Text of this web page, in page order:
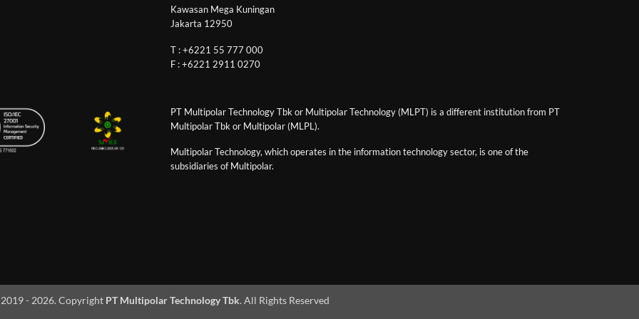
Kawasan Mega Kuningan
Jakarta 12950
T : +6221 55 777 000
F : +6221 2911 0270
PT Multipolar Technology Tbk or Multipolar Technology (MLPT) is a different institution from PT
Multipolar Tbk or Multipolar (MLPL).
Multipolar Technology, which operates in the information technology sector, is one of the
subsidiaries of Multipolar.
- 2026. Copyright PT Multipolar Technology Tbk. All Rights Reserved